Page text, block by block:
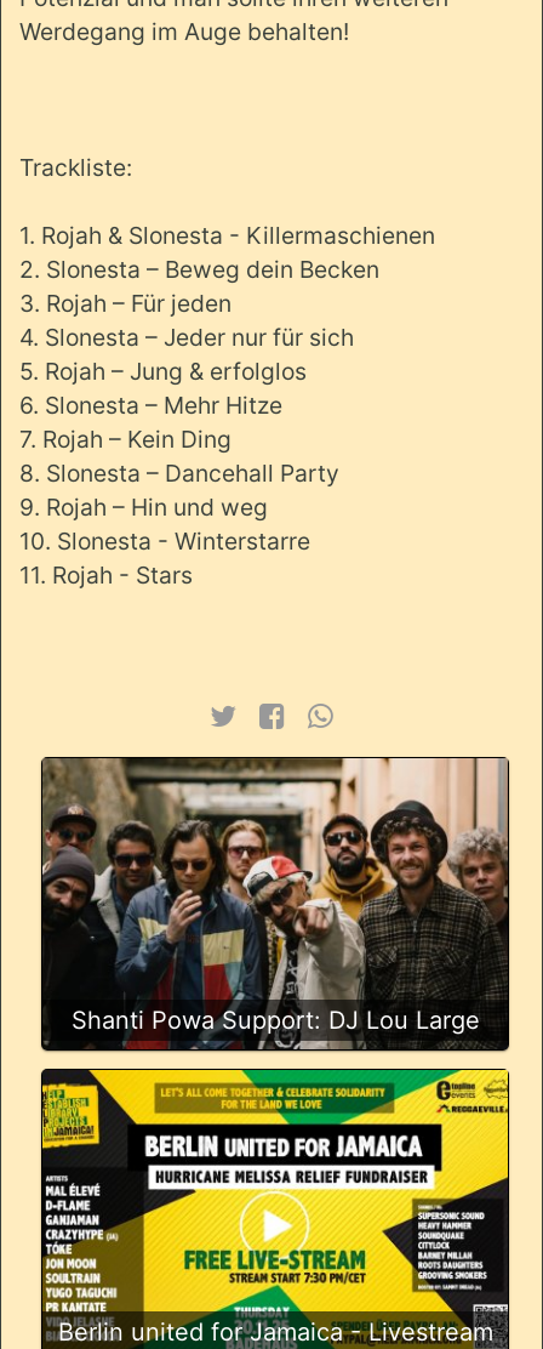
Werdegang im Auge behalten!
Trackliste:
1. Rojah & Slonesta - Killermaschienen
2. Slonesta – Beweg dein Becken
3. Rojah – Für jeden
4. Slonesta – Jeder nur für sich
5. Rojah – Jung & erfolglos
6. Slonesta – Mehr Hitze
7. Rojah – Kein Ding
8. Slonesta – Dancehall Party
9. Rojah – Hin und weg
10. Slonesta - Winterstarre
11. Rojah - Stars
Shanti Powa Support: DJ Lou Large
Berlin united for Jamaica - Livestream